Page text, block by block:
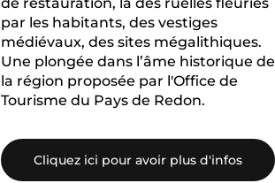
par les habitants, des vestiges
médiévaux, des sites mégalithiques.
Une plongée dans l’âme historique de
la région proposée par l'Office de
Tourisme du Pays de Redon.
Cliquez ici pour avoir plus d'infos